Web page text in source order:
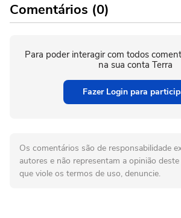
Comentários (0)
Para poder interagir com todos
na sua conta Terra
Fazer Login para
Os comentários são de responsabilidade
autores e não representam a opinião
que viole os termos de uso, denuncie.